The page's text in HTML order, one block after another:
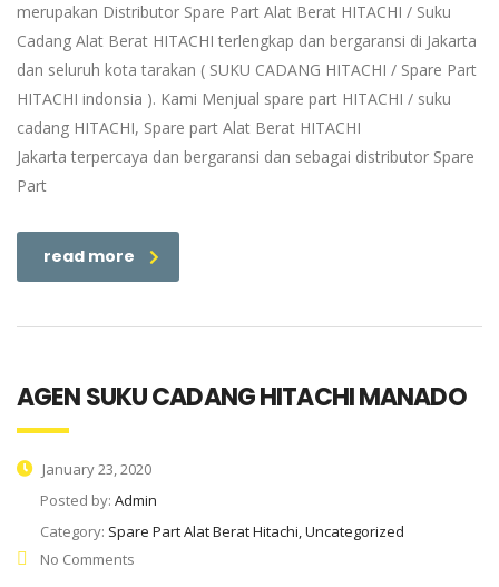
merupakan Distributor Spare Part Alat Berat HITACHI / Suku
Cadang Alat Berat HITACHI terlengkap dan bergaransi di Jakarta
dan seluruh kota tarakan ( SUKU CADANG HITACHI / Spare Part
HITACHI indonsia ). Kami Menjual spare part HITACHI / suku
cadang HITACHI, Spare part Alat Berat HITACHI
Jakarta terpercaya dan bergaransi dan sebagai distributor Spare
Part
read more
AGEN SUKU CADANG HITACHI MANADO
January 23, 2020
Posted by: Admin
Category: Spare Part Alat Berat Hitachi, Uncategorized
No Comments